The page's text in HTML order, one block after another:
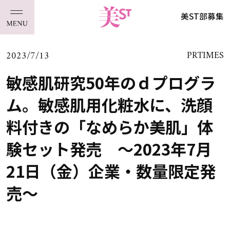
美ST部募集
2023/7/13 PRTIMES
敏感肌研究50年のｄプログラ
ム。敏感肌用化粧水に、洗顔
料付きの「なめらか美肌」体
験セット発売 ～2023年7月
21日（金）企業・数量限定発
売～